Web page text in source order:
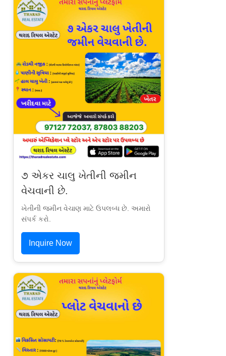
૭ એકર ચાલુ ખેતીની જમીન
વેચવાની છે.
ખેતીની જમીન વેચાણ માટે ઉપલબ્ધ છે. અમારો
સંપર્ક કરો.
Inquire Now